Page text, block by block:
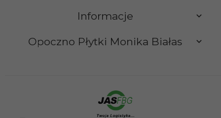
Informacje
Opoczno Płytki Monika Białas
sklep@opocznoplytki.pl